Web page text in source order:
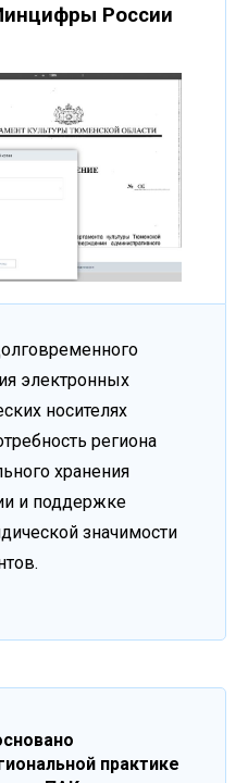
России
электронных
носителях
региона
хранения
и поддержке
значимости
практике